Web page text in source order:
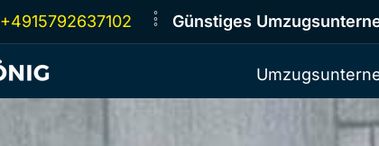
+4915792637102 Günstiges